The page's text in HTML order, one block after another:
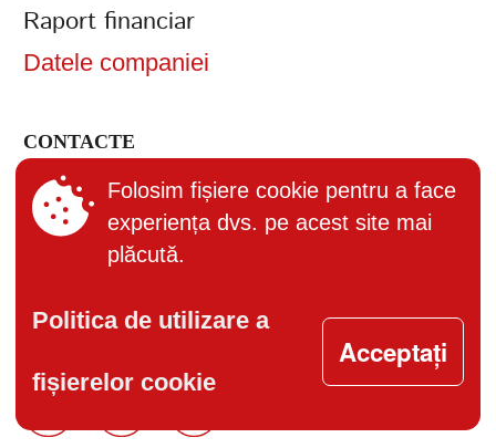
Raport financiar
Datele companiei
CONTACTE
+373 (22) 895-600
office@bucuria.md
Chisinau, str. Columna, 162
Folosim fișiere cookie pentru a face
experiența dvs. pe acest site mai
plăcută.
Politica de utilizare a
fișierelor cookie
Acceptați